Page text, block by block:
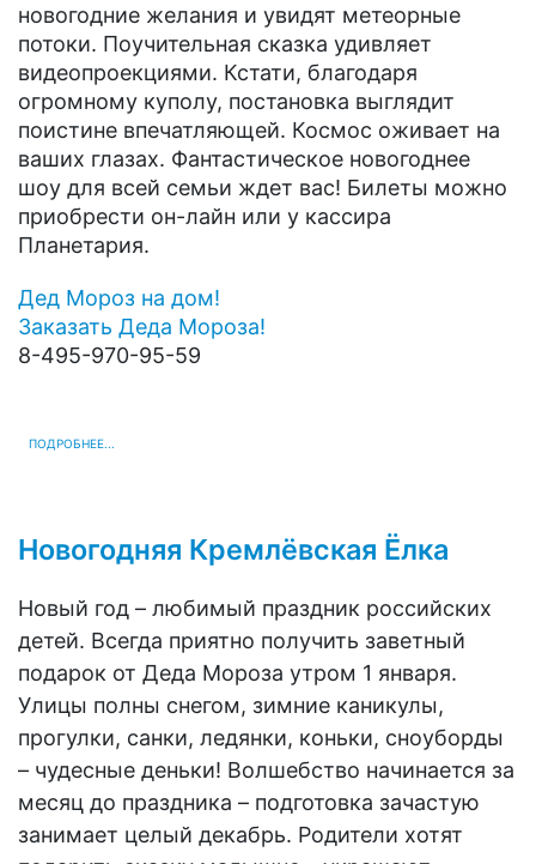
новогодние желания и увидят метеорные
потоки. Поучительная сказка удивляет
видеопроекциями. Кстати, благодаря
огромному куполу, постановка выглядит
поистине впечатляющей. Космос оживает на
ваших глазах. Фантастическое новогоднее
шоу для всей семьи ждет вас! Билеты можно
приобрести он-лайн или у кассира
Планетария.
Дед Мороз на дом!
Заказать Деда Мороза!
8-495-970-95-59
ПОДРОБНЕЕ...
Новогодняя Кремлёвская Ёлка
Новый год – любимый праздник российских
детей. Всегда приятно получить заветный
подарок от Деда Мороза утром 1 января.
Улицы полны снегом, зимние каникулы,
прогулки, санки, ледянки, коньки, сноуборды
– чудесные деньки! Волшебство начинается за
месяц до праздника – подготовка зачастую
занимает целый декабрь. Родители хотят